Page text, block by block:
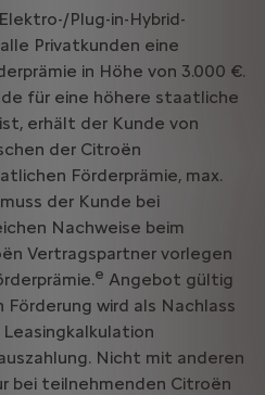
Plug-in-Hybrid-
Privatkunden eine
in Höhe von 3.000 €.
für eine höhere staatliche
erhält der Kunde von
der Citroën
Förderprämie, max.
der Kunde bei
Nachweise beim
Vertragspartner vorlegen
e Angebot gültig
Förderung wird als Nachlass
Nicht mit anderen
bei teilnehmenden Citroën